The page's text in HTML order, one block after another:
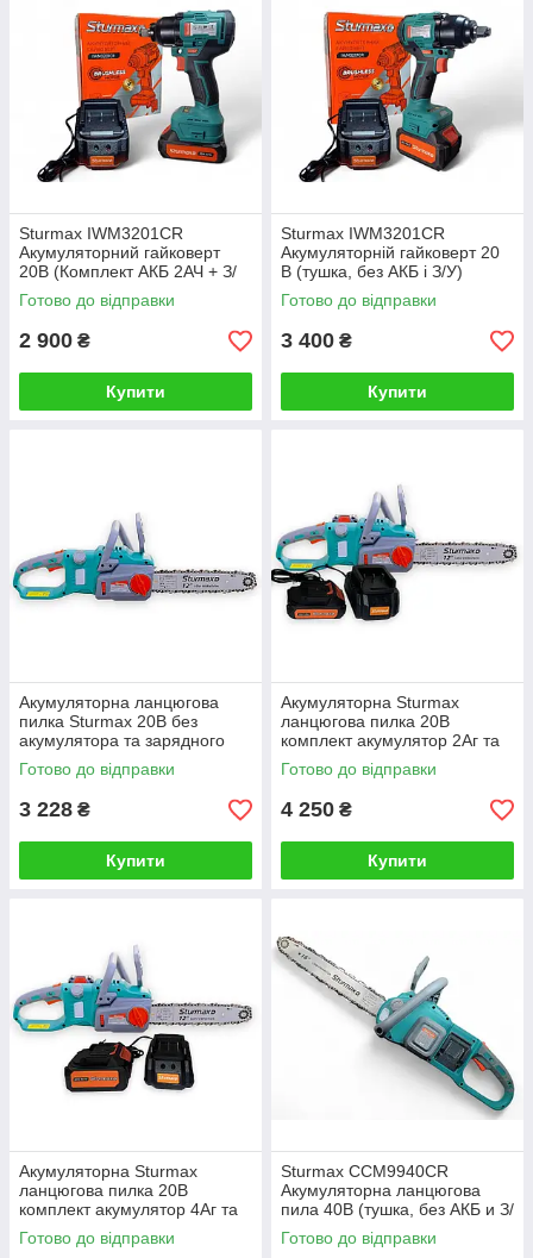
Sturmax IWM3201CR
Акумуляторний гайковерт
20В (Комплект АКБ 2АЧ + З/
П)
Готово до відправки
2 900 ₴
Купити
Sturmax IWM3201CR
Акумуляторній гайковерт 20
В (тушка, без АКБ і З/У)
Комплект АКБ 4 АЧ + З/П
Готово до відправки
3 400 ₴
Купити
Акумуляторна ланцюгова
пилка Sturmax 20В без
акумулятора та зарядного
сумісність з Makita
Готово до відправки
3 228 ₴
Купити
Акумуляторна Sturmax
ланцюгова пилка 20В
комплект акумулятор 2Аг та
зарядне
Готово до відправки
4 250 ₴
Купити
Акумуляторна Sturmax
ланцюгова пилка 20В
комплект акумулятор 4Аг та
зарядне
Готово до відправки
Sturmax CCM9940CR
Акумуляторна ланцюгова
пила 40В (тушка, без АКБ и З/
П)
Готово до відправки